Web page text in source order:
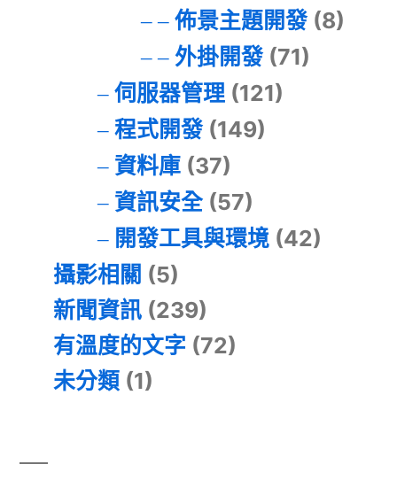
佈景主題開發(8)
外掛開發(71)
伺服器管理(121)
程式開發(149)
資料庫(37)
資訊安全(57)
開發工具與環境(42)
攝影相關 (5)
新聞資訊 (239)
有溫度的文字 (72)
未分類 (1)